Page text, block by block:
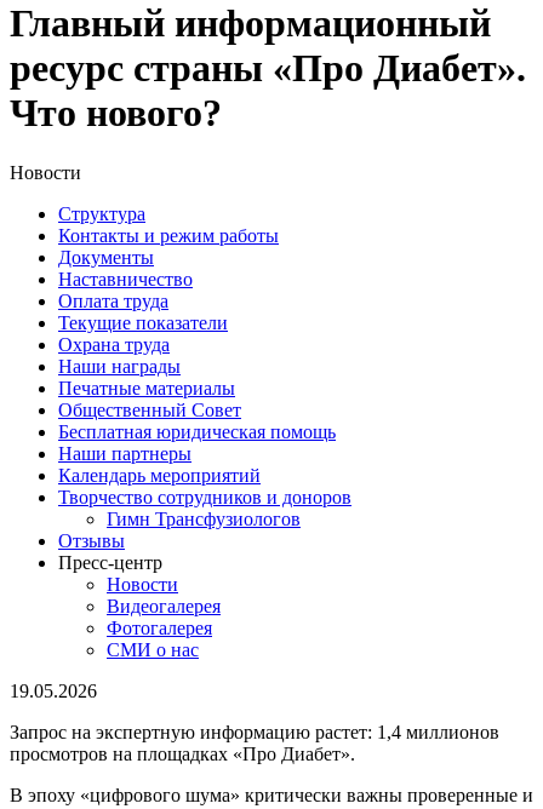
Главный информационный
ресурс страны «Про Диабет».
Что нового?
Новости
Структура
Контакты и режим работы
Документы
Наставничество
Оплата труда
Текущие показатели
Охрана труда
Наши награды
Печатные материалы
Общественный Совет
Бесплатная юридическая помощь
Наши партнеры
Календарь мероприятий
Творчество сотрудников и доноров
Гимн Трансфузиологов
Отзывы
Пресс-центр
Новости
Видеогалерея
Фотогалерея
СМИ о нас
19.05.2026
Запрос на экспертную информацию растет: 1,4 миллионов
просмотров на площадках «Про Диабет».
В эпоху «цифрового шума» критически важны проверенные и